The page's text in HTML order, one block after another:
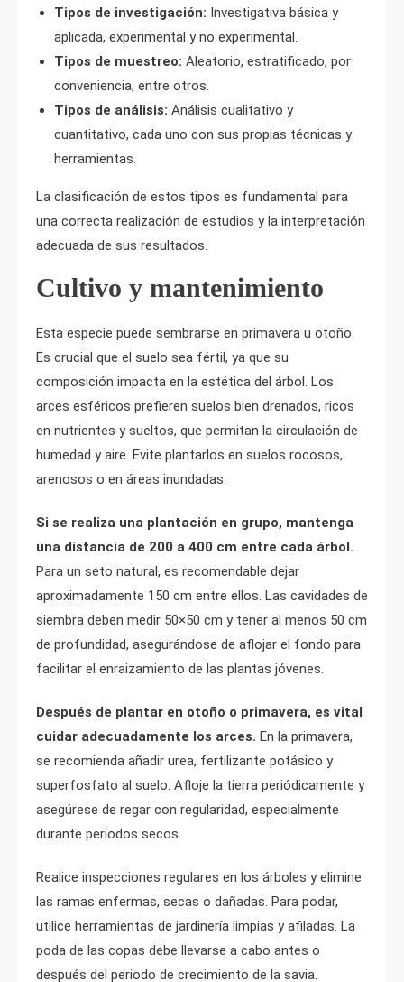
Tipos de investigación: Investigativa básica y
aplicada, experimental y no experimental.
Tipos de muestreo: Aleatorio, estratificado, por
conveniencia, entre otros.
Tipos de análisis: Análisis cualitativo y
cuantitativo, cada uno con sus propias técnicas y
herramientas.
La clasificación de estos tipos es fundamental para
una correcta realización de estudios y la interpretación
adecuada de sus resultados.
Cultivo y mantenimiento
Esta especie puede sembrarse en primavera u otoño.
Es crucial que el suelo sea fértil, ya que su
composición impacta en la estética del árbol. Los
arces esféricos prefieren suelos bien drenados, ricos
en nutrientes y sueltos, que permitan la circulación de
humedad y aire. Evite plantarlos en suelos rocosos,
arenosos o en áreas inundadas.
Si se realiza una plantación en grupo, mantenga
una distancia de 200 a 400 cm entre cada árbol.
Para un seto natural, es recomendable dejar
aproximadamente 150 cm entre ellos. Las cavidades de
siembra deben medir 50×50 cm y tener al menos 50 cm
de profundidad, asegurándose de aflojar el fondo para
facilitar el enraizamiento de las plantas jóvenes.
Después de plantar en otoño o primavera, es vital
cuidar adecuadamente los arces. En la primavera,
se recomienda añadir urea, fertilizante potásico y
superfosfato al suelo. Afloje la tierra periódicamente y
asegúrese de regar con regularidad, especialmente
durante períodos secos.
Realice inspecciones regulares en los árboles y elimine
las ramas enfermas, secas o dañadas. Para podar,
utilice herramientas de jardinería limpias y afiladas. La
poda de las copas debe llevarse a cabo antes o
después del periodo de crecimiento de la savia.